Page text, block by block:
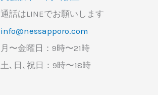
通話はLINEでお願いします
info@nessapporo.com
月〜金曜日：9時〜21時
土､日､祝日：9時〜18時